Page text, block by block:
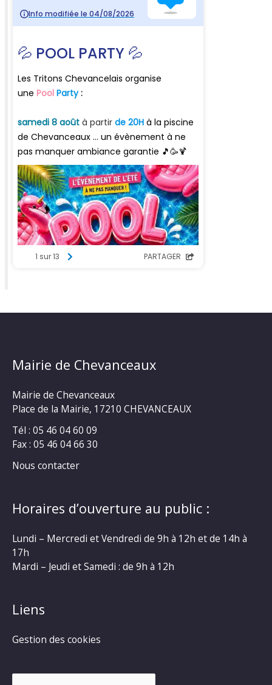
Mairie de Chevanceaux
Mairie de Chevanceaux
Place de la Mairie, 17210 CHEVANCEAUX
Tél : 05 46 04 60 09
Fax : 05 46 04 66 30
Nous contacter
Horaires d’ouverture au public :
Lundi – Mercredi et Vendredi de 9h à 12h et de 14h à
17h
Mardi – Jeudi et Samedi : de 9h à 12h
Liens
Gestion des cookies